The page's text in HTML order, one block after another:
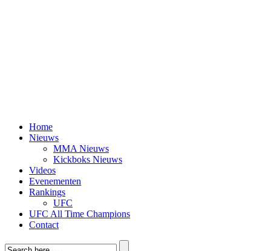
Home
Nieuws
MMA Nieuws
Kickboks Nieuws
Videos
Evenementen
Rankings
UFC
UFC All Time Champions
Contact